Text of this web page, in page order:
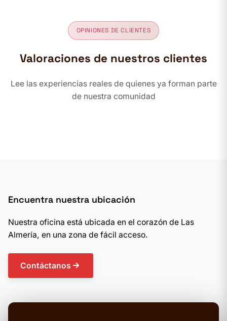
OPINIONES DE CLIENTES
Valoraciones de nuestros clientes
Lee las experiencias reales de quienes ya forman parte
de nuestra comunidad
Encuentra nuestra ubicación
Nuestra oficina está ubicada en el corazón de Las
Almería, en una zona de fácil acceso.
Contáctanos